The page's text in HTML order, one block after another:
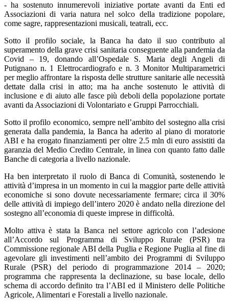
- ha sostenuto innumerevoli iniziative portate avanti da Enti ed
Associazioni di varia natura nel solco della tradizione popolare,
come sagre, rappresentazioni musicali, teatrali, ecc.
Sotto il profilo sociale, la Banca ha dato il suo contributo al
superamento della grave crisi sanitaria conseguente alla pandemia da
Covid – 19, donando all’Ospedale S. Maria degli Angeli di
Putignano n. 1 Elettrocardiografo e n. 3 Monitor Multiparametrici
per meglio affrontare la risposta delle strutture sanitarie alle necessità
dettate dalla crisi in atto; ma ha anche sostenuto le attività di
inclusione e di aiuto alle fasce più deboli della popolazione portate
avanti da Associazioni di Volontariato e Gruppi Parrocchiali.
Sotto il profilo economico, sempre nell’ambito del sostegno alla crisi
generata dalla pandemia, la Banca ha aderito al piano di moratorie
ABI e ha erogato finanziamenti per oltre 2.5 mln di euro assistiti da
garanzia del Medio Credito Centrale, in linea con quanto fatto dalle
Banche di categoria a livello nazionale.
Ha ben interpretato il ruolo di Banca di Comunità, sostenendo le
attività d’impresa in un momento in cui la maggior parte delle attività
economiche si sono dovute necessariamente fermare; circa il 30%
delle attività di impiego dell’intero 2020 è andato nella direzione del
sostegno all’economia di queste imprese in difficoltà.
Molto attiva è stata la Banca nel settore agricolo con l’adesione
all’Accordo sul Programma di Sviluppo Rurale (PSR) tra
Commissione regionale ABI della Puglia e Regione Puglia al fine di
agevolare gli investimenti nell’ambito dei Programmi di Sviluppo
Rurale (PSR) del periodo di programmazione 2014 – 2020;
programma che rappresenta la declinazione, su base locale, dello
schema di accordo definito tra l’ABI ed il Ministero delle Politiche
Agricole, Alimentari e Forestali a livello nazionale.